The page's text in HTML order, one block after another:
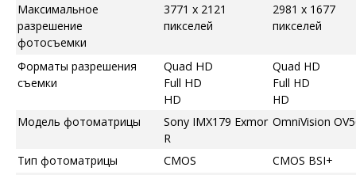
Максимальное
разрешение
фотосъемки
3771 x 2121
пикселей
2981 x 1677
пикселей
Форматы разрешения
съемки
Quad HD
Full HD
HD
Quad HD
Full HD
HD
Модель фотоматрицы
Sony IMX179 Exmor
R
OmniVision
Тип фотоматрицы CMOS
CMOS BSI+